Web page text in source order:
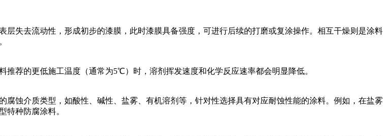
失去流动性，形成初步的漆膜，此时漆膜具备强度，可进行后续的打磨或复涂操作。相互干燥则是涂料
荐的更低施工温度（通常为5℃）时，溶剂挥发速度和化学反应速率都会明显降低。
蚀介质类型，如酸性、碱性、盐雾、有机溶剂等，针对性选择具有对应耐蚀性能的涂料。例如，在盐雾
特种防腐涂料。